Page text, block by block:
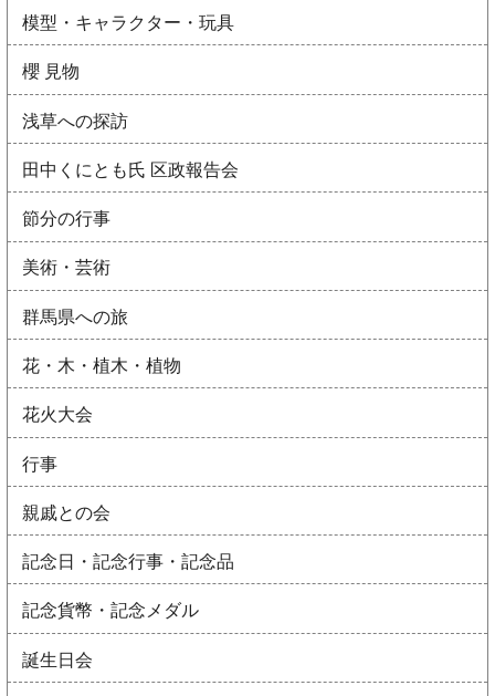
模型・キャラクター・玩具
櫻 見物
浅草への探訪
田中くにとも氏 区政報告会
節分の行事
美術・芸術
群馬県への旅
花・木・植木・植物
花火大会
行事
親戚との会
記念日・記念行事・記念品
記念貨幣・記念メダル
誕生日会